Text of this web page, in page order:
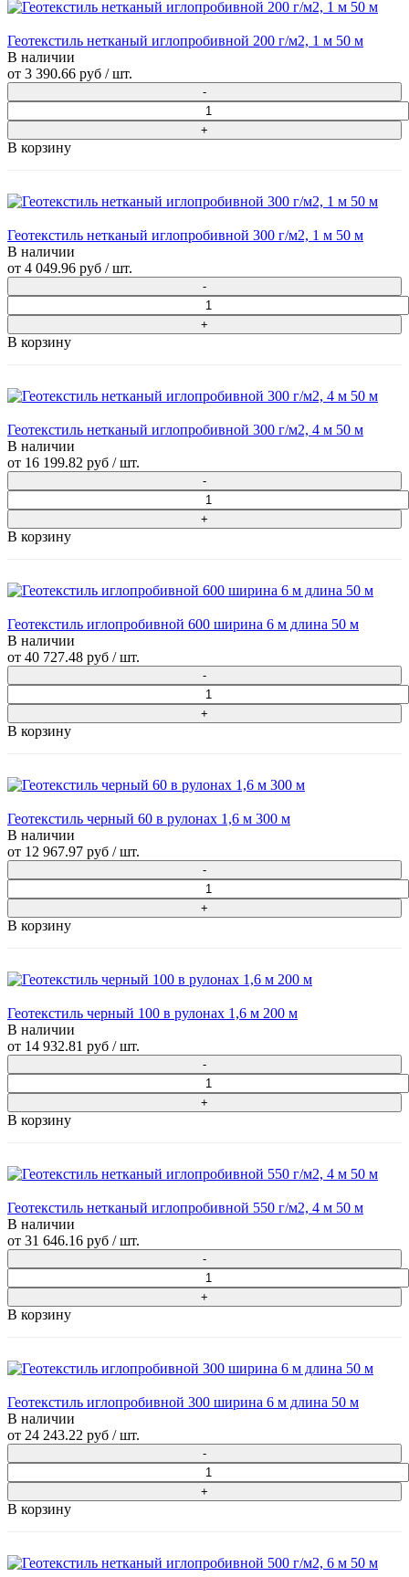
Геотекстиль нетканый иглопробивной 200 г/м2, 1 м 50 м
В наличии
от 3 390.66 руб / шт.
В корзину
Геотекстиль нетканый иглопробивной 300 г/м2, 1 м 50 м
В наличии
от 4 049.96 руб / шт.
В корзину
Геотекстиль нетканый иглопробивной 300 г/м2, 4 м 50 м
В наличии
от 16 199.82 руб / шт.
В корзину
Геотекстиль иглопробивной 600 ширина 6 м длина 50 м
В наличии
от 40 727.48 руб / шт.
В корзину
Геотекстиль черный 60 в рулонах 1,6 м 300 м
В наличии
от 12 967.97 руб / шт.
В корзину
Геотекстиль черный 100 в рулонах 1,6 м 200 м
В наличии
от 14 932.81 руб / шт.
В корзину
Геотекстиль нетканый иглопробивной 550 г/м2, 4 м 50 м
В наличии
от 31 646.16 руб / шт.
В корзину
Геотекстиль иглопробивной 300 ширина 6 м длина 50 м
В наличии
от 24 243.22 руб / шт.
В корзину